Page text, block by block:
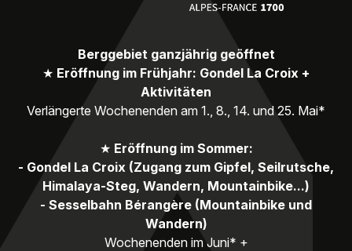
Berggebiet ganzjährig geöffnet
★ Eröffnung im Frühjahr: Gondel La Croix +
Aktivitäten
Verlängerte Wochenenden am 1., 8., 14. und 25. Mai*
★ Eröffnung im Sommer:
- Gondel La Croix (Zugang zum Gipfel, Seilrutsche,
Himalaya-Steg, Wandern, Mountainbike...)
- Sesselbahn Bérangère (Mountainbike und
Wandern)
Wochenenden im Juni* +